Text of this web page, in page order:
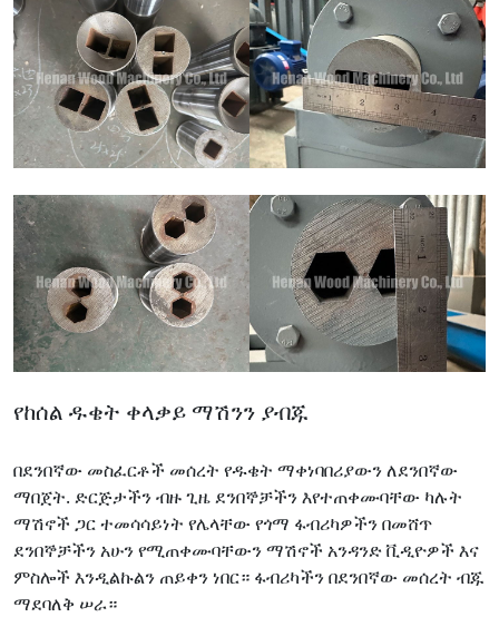
የከሰል ዱቄት ቀላቃይ ማሽንን ያብጁ
በደንበኛው መስፈርቶች መሰረት የዱቄት ማቀነባበሪያውን ለደንበኛው
ማበጀት. ድርጅታችን ብዙ ጊዜ ደንበኞቻችን እየተጠቀሙባቸው ካሉት
ማሽኖች ጋር ተመሳሳይነት የሌላቸው የጎማ ፋብሪካዎችን በመሸጥ
ደንበኞቻችን አሁን የሚጠቀሙባቸውን ማሽኖች አንዳንድ ቪዲዮዎች እና
ምስሎች እንዲልኩልን ጠይቀን ነበር። ፋብሪካችን በደንበኛው መሰረት ብጁ
ማደባለቅ ሠራ።